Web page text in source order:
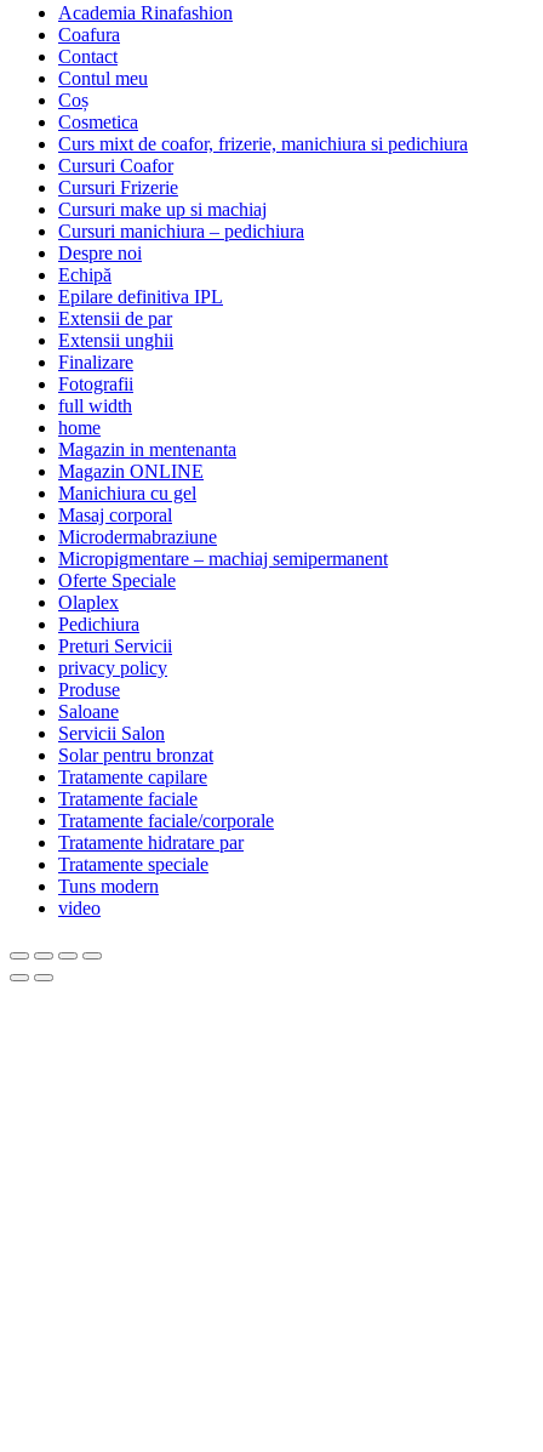
Academia Rinafashion
Coafura
Contact
Contul meu
Coș
Cosmetica
Curs mixt de coafor, frizerie, manichiura si pedichiura
Cursuri Coafor
Cursuri Frizerie
Cursuri make up si machiaj
Cursuri manichiura – pedichiura
Despre noi
Echipă
Epilare definitiva IPL
Extensii de par
Extensii unghii
Finalizare
Fotografii
full width
home
Magazin in mentenanta
Magazin ONLINE
Manichiura cu gel
Masaj corporal
Microdermabraziune
Micropigmentare – machiaj semipermanent
Oferte Speciale
Olaplex
Pedichiura
Preturi Servicii
privacy policy
Produse
Saloane
Servicii Salon
Solar pentru bronzat
Tratamente capilare
Tratamente faciale
Tratamente faciale/corporale
Tratamente hidratare par
Tratamente speciale
Tuns modern
video